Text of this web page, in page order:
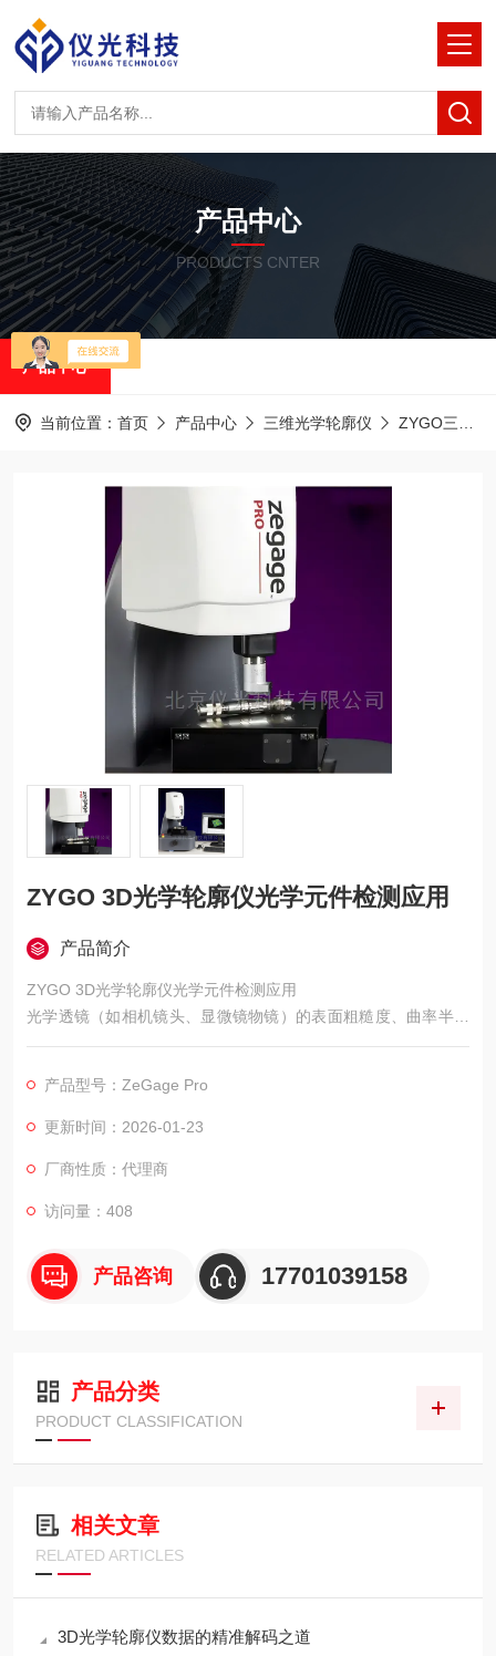
产品中心
PRODUCTS CNTER
产品中心
当前位置： 首页 产品中心 三维光学轮廓仪 ZYGO三维光学轮廓仪
ZYGO 3D光学轮廓仪光学元件检测应用
产品简介
ZYGO 3D光学轮廓仪光学元件检测应用
光学透镜（如相机镜头、显微镜物镜）的表面粗糙度、曲率半径
直接影响成像质量，需测量表面 Ra 值（≤0.01μm）、曲率半径
产品型号：ZeGage Pro
更新时间：2026-01-23
厂商性质：代理商
访问量：408
产品咨询 17701039158
产品分类
PRODUCT CLASSIFICATION
相关文章
RELATED ARTICLES
3D光学轮廓仪数据的精准解码之道